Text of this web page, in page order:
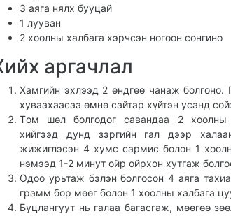
3 аяга нялх бууцай
1 лууван
2 хоолны халбага хэрчсэн ногоон сонгино
аргачлал
Хамгийн эхлээд 2 өндгөө чанаж болгоно.
хуваахаасаа өмнө сайтар хүйтэн усанд
Tом шөл болгодог савандаа 2 хоолны
хийгээд дунд зэргийн гал дээр
жижиглэсэн 4 хумс сармис болон 1
нэмээд 1-2 минут ойр ойрхон хутгаж
Одоо урьтаж бэлэн болгосон 4 аяга
грамм бор мөөг болон 1 хоолны халбага
Буцлангуут нь галаа багасгаж, мөөгөө